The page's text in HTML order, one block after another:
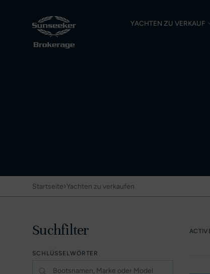
YACHTEN ZU VERKAUF
Startseite›Yachten zu verkaufen
Suchfilter
SCHLÜSSELWÖRTER